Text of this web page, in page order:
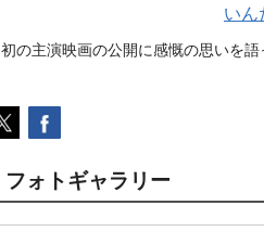
いん
初の主演映画の公開に感慨の思いを
フォトギャラリー